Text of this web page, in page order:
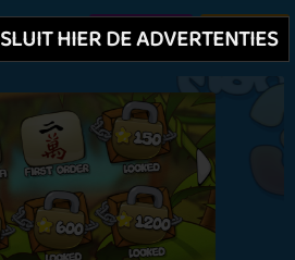
Aanmelden Inloggen
SLUIT HIER DE ADVERTENTIES